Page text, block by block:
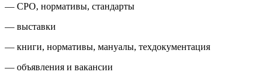
— СРО, нормативы, стандарты
— выставки
— книги, нормативы, мануалы, техдокументация
— объявления и вакансии